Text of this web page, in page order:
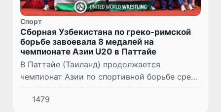
Спорт
Сборная Узбекистана по греко-римской
борьбе завоевала 8 медалей на
чемпионате Азии U20 в Паттайе
В Паттайе (Таиланд) продолжается
чемпионат Азии по спортивной борьбе среди
спортсменов до 20 лет. По итогам
очередного соревновательного дня
1479